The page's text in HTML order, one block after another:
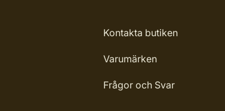
Kontakta butiken
Varumärken
Frågor och Svar